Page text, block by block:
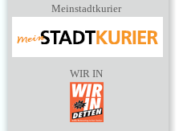
Meinstadtkurier
WIR IN